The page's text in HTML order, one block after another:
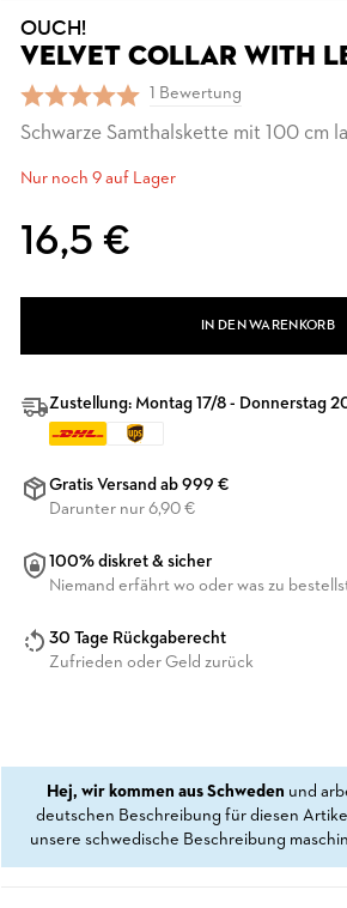
OUCH!
VELVET COLLAR WITH
1 Bewertung
Schwarze Samthalskette mit 100 cm
Nur noch 9 auf Lager
16,5 €
IN DEN WARENKORB
Zustellung: Montag 17/8 - Donnerstag
Gratis Versand ab 999 €
Darunter nur 6,90 €
100% diskret & sicher
Niemand erfährt wo oder was zu
30 Tage Rückgaberecht
Zufrieden oder Geld zurück
Hej, wir kommen aus Schweden und
deutschen Beschreibung für diesen
unsere schwedische Beschreibung